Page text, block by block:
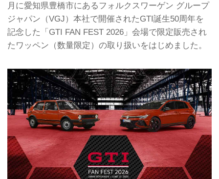
月に愛知県豊橋市にあるフォルクスワーゲン グループ
ジャパン（VGJ）本社で開催されたGTI誕生50周年を
記念した「GTI FAN FEST 2026」会場で限定販売され
たワッペン（数量限定）の取り扱いをはじめました。